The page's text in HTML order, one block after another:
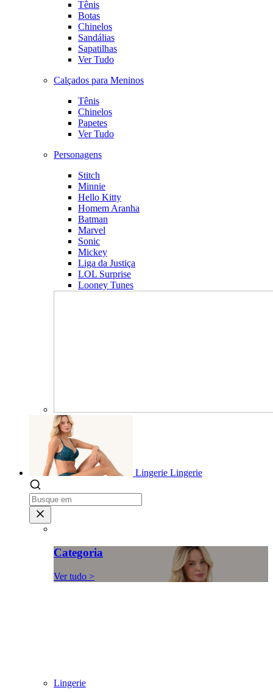
Tênis
Botas
Chinelos
Sandálias
Sapatilhas
Ver Tudo
Calçados para Meninos
Tênis
Chinelos
Papetes
Ver Tudo
Personagens
Stitch
Minnie
Hello Kitty
Homem Aranha
Batman
Marvel
Sonic
Mickey
Liga da Justiça
LOL Surprise
Looney Tunes
Lingerie Lingerie
Categoria
Ver tudo >
Lingerie